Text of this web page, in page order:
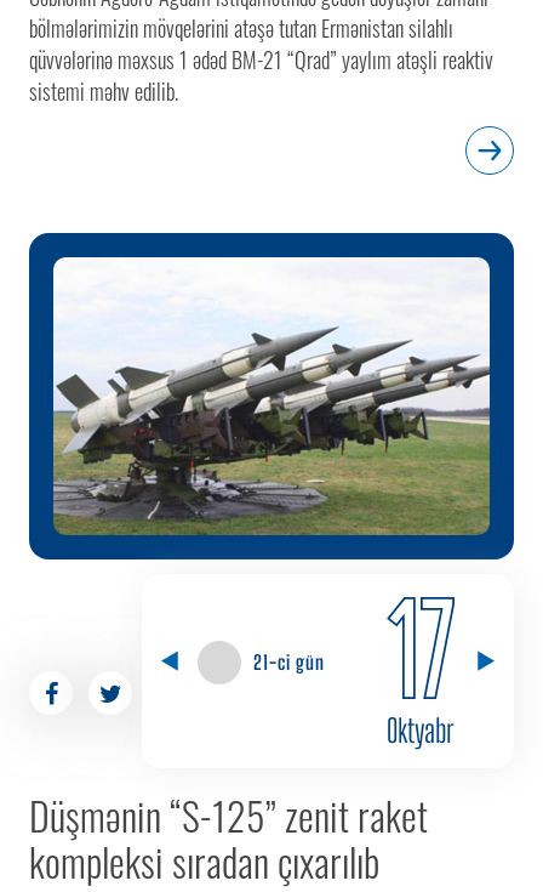
bölmələrimizin mövqelərini atəşə tutan Ermənistan silahlı
qüvvələrinə məxsus 1 ədəd BM-21 “Qrad” yaylım atəşli reaktiv
sistemi məhv edilib.
21-ci gün 17
Oktyabr
Düşmənin “S-125” zenit raket
kompleksi sıradan çıxarılıb